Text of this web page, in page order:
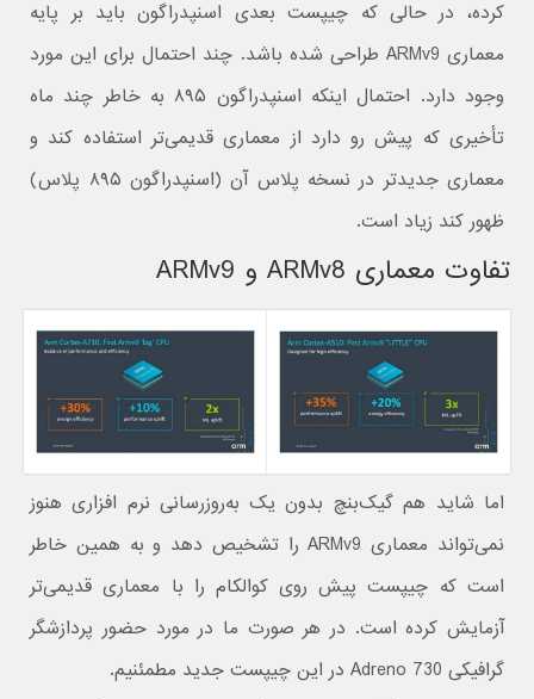
کرده، در حالی که چیپست بعدی اسنپدراگون باید بر پایه
معماری ARMv9 طراحی شده باشد. چند احتمال برای این مورد
وجود دارد. احتمال اینکه اسنپدراگون ۸۹۵ به خاطر چند ماه
تأخیری که پیش رو دارد از معماری قدیمی‌تر استفاده کند و
معماری جدیدتر در نسخه پلاس آن (اسنپدراگون ۸۹۵ پلاس)
ظهور کند زیاد است.
تفاوت معماری ARMv8 و ARMv9
اما شاید هم گیک‌بنچ بدون یک به‌روزرسانی نرم افزاری هنوز
نمی‌تواند معماری ARMv9 را تشخیص دهد و به همین خاطر
است که چیپست پیش روی کوالکام را با معماری قدیمی‌تر
آزمایش کرده است. در هر صورت ما در مورد حضور پردازشگر
گرافیکی Adreno 730 در این چیپست جدید مطمئنیم.